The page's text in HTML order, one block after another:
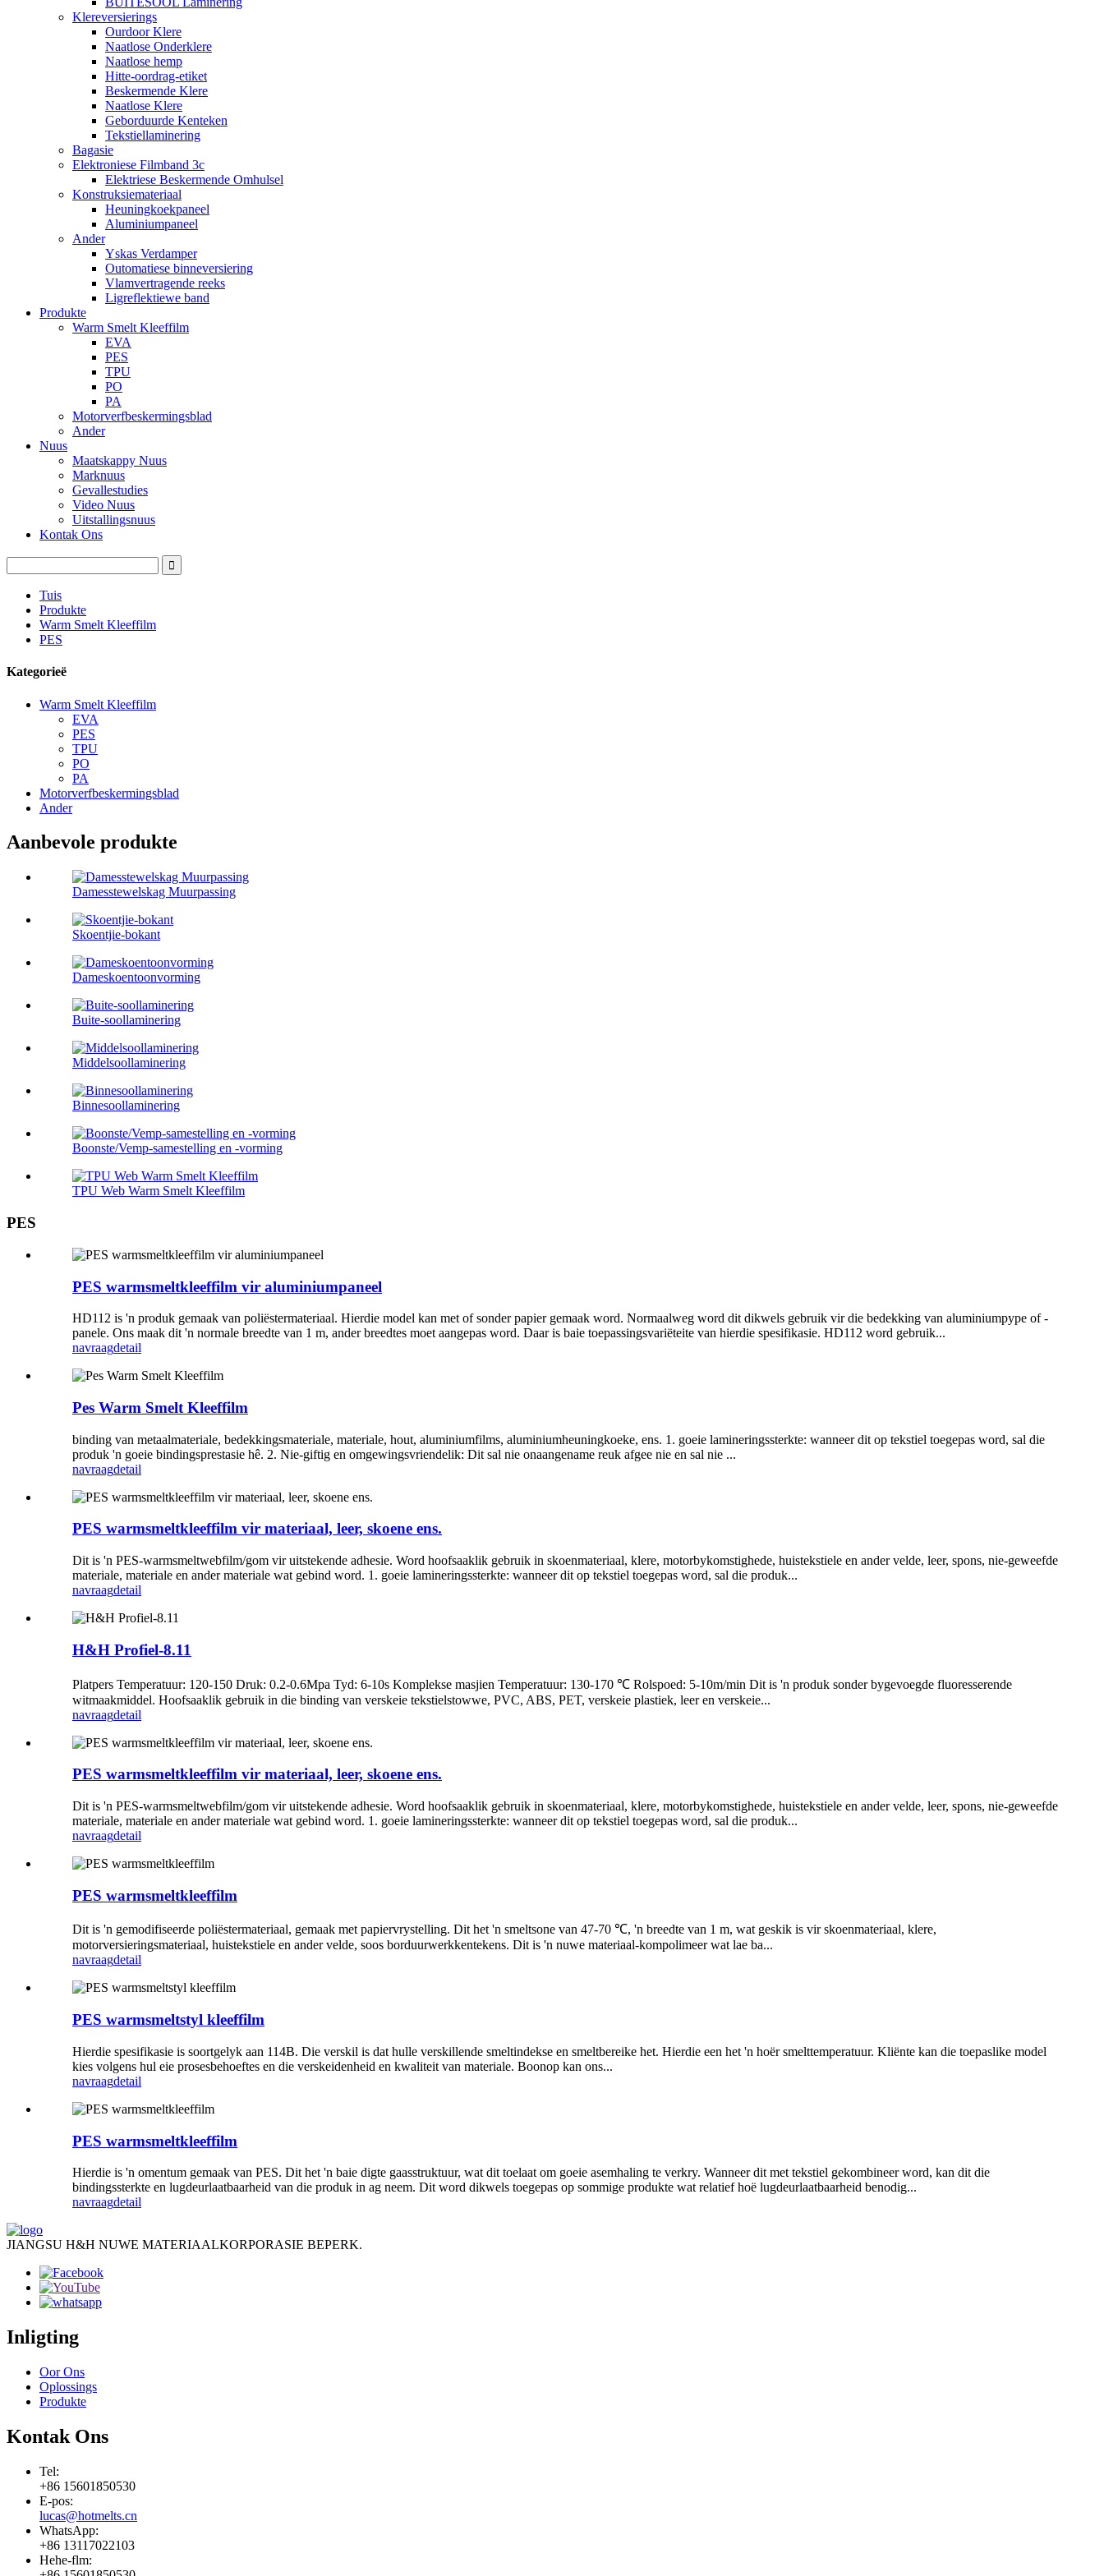
Klereversierings
Ourdoor Klere
Naatlose Onderklere
Naatlose hemp
Hitte-oordrag-etiket
Beskermende Klere
Naatlose Klere
Geborduurde Kenteken
Tekstiellaminering
Bagasie
Elektroniese Filmband 3c
Elektriese Beskermende Omhulsel
Konstruksiemateriaal
Heuningkoekpaneel
Aluminiumpaneel
Ander
Yskas Verdamper
Outomatiese binneversiering
Vlamvertragende reeks
Ligreflektiewe band
Produkte
Warm Smelt Kleeffilm
EVA
PES
TPU
PO
PA
Motorverfbeskermingsblad
Ander
Nuus
Maatskappy Nuus
Marknuus
Gevallestudies
Video Nuus
Uitstallingsnuus
Kontak Ons
Tuis
Produkte
Warm Smelt Kleeffilm
PES
Kategorieë
Warm Smelt Kleeffilm
EVA
PES
TPU
PO
PA
Motorverfbeskermingsblad
Ander
Aanbevole produkte
Damesstewelskag Muurpassing
Skoentjie-bokant
Dameskoentoonvorming
Buite-soollaminering
Middelsoollaminering
Binnesoollaminering
Boonste/Vemp-samestelling en -vorming
TPU Web Warm Smelt Kleeffilm
PES
PES warmsmeltkleeffilm vir aluminiumpaneel
HD112 is 'n produk gemaak van poliëstermateriaal. Hierdie model kan met of sonder papier gemaak word. Normaalweg word dit dikwels gebruik vir die bedekking van aluminiumpype of -
panele. Ons maak dit 'n normale breedte van 1 m, ander breedtes moet aangepas word. Daar is baie toepassingsvariëteite van hierdie spesifikasie. HD112 word gebruik...
navraagdetail
Pes Warm Smelt Kleeffilm
binding van metaalmateriale, bedekkingsmateriale, materiale, hout, aluminiumfilms, aluminiumheuningkoeke, ens. 1. goeie lamineringssterkte: wanneer dit op tekstiel toegepas word, sal die
produk 'n goeie bindingsprestasie hê. 2. Nie-giftig en omgewingsvriendelik: Dit sal nie onaangename reuk afgee nie en sal nie ...
navraagdetail
PES warmsmeltkleeffilm vir materiaal, leer, skoene ens.
Dit is 'n PES-warmsmeltwebfilm/gom vir uitstekende adhesie. Word hoofsaaklik gebruik in skoenmateriaal, klere, motorbykomstighede, huistekstiele en ander velde, leer, spons, nie-geweefde
materiale, materiale en ander materiale wat gebind word. 1. goeie lamineringssterkte: wanneer dit op tekstiel toegepas word, sal die produk...
navraagdetail
H&H Profiel-8.11
Platpers Temperatuur: 120-150 Druk: 0.2-0.6Mpa Tyd: 6-10s Komplekse masjien Temperatuur: 130-170 ℃ Rolspoed: 5-10m/min Dit is 'n produk sonder bygevoegde fluoresserende
witmaakmiddel. Hoofsaaklik gebruik in die binding van verskeie tekstielstowwe, PVC, ABS, PET, verskeie plastiek, leer en verskeie...
navraagdetail
PES warmsmeltkleeffilm vir materiaal, leer, skoene ens.
Dit is 'n PES-warmsmeltwebfilm/gom vir uitstekende adhesie. Word hoofsaaklik gebruik in skoenmateriaal, klere, motorbykomstighede, huistekstiele en ander velde, leer, spons, nie-geweefde
materiale, materiale en ander materiale wat gebind word. 1. goeie lamineringssterkte: wanneer dit op tekstiel toegepas word, sal die produk...
navraagdetail
PES warmsmeltkleeffilm
Dit is 'n gemodifiseerde poliëstermateriaal, gemaak met papiervrystelling. Dit het 'n smeltsone van 47-70 ℃, 'n breedte van 1 m, wat geskik is vir skoenmateriaal, klere,
motorversieringsmateriaal, huistekstiele en ander velde, soos borduurwerkkentekens. Dit is 'n nuwe materiaal-kompolimeer wat lae ba...
navraagdetail
PES warmsmeltstyl kleeffilm
Hierdie spesifikasie is soortgelyk aan 114B. Die verskil is dat hulle verskillende smeltindekse en smeltbereike het. Hierdie een het 'n hoër smelttemperatuur. Kliënte kan die toepaslike model
kies volgens hul eie prosesbehoeftes en die verskeidenheid en kwaliteit van materiale. Boonop kan ons...
navraagdetail
PES warmsmeltkleeffilm
Hierdie is 'n omentum gemaak van PES. Dit het 'n baie digte gaasstruktuur, wat dit toelaat om goeie asemhaling te verkry. Wanneer dit met tekstiel gekombineer word, kan dit die
bindingssterkte en lugdeurlaatbaarheid van die produk in ag neem. Dit word dikwels toegepas op sommige produkte wat relatief hoë lugdeurlaatbaarheid benodig...
navraagdetail
JIANGSU H&H NUWE MATERIAALKORPORASIE BEPERK.
Inligting
Oor Ons
Oplossings
Produkte
Kontak Ons
Tel:
+86 15601850530
E-pos:
lucas@hotmelts.cn
WhatsApp:
+86 13117022103
Hehe-flm: